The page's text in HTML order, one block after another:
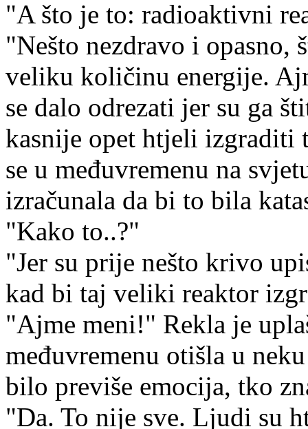
"A što je to: radioaktivni
"Nešto nezdravo i opasno,
veliku količinu energije.
se dalo odrezati jer su ga
kasnije opet htjeli izgraditi
se u međuvremenu na
izračunala da bi to bila
"Kako to..?"
"Jer su prije nešto krivo
kad bi taj veliki reaktor
"Ajme meni!" Rekla je
međuvremenu otišla u
bilo previše emocija, tko
"Da. To nije sve. Ljudi su